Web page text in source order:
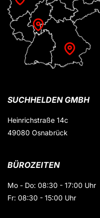
SUCHHELDEN GMBH
Heinrichstraße 14c
49080 Osnabrück
BÜROZEITEN
Mo - Do: 08:30 - 17:00 Uhr
Fr: 08:30 - 15:00 Uhr